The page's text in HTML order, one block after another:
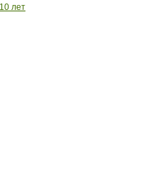
лет